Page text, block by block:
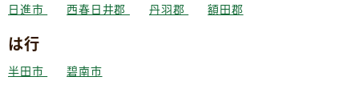
日進市
西春日井郡 丹羽郡 額田郡
は行
半田市 碧南市